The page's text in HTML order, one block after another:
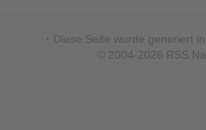
· Diese Seite wurde generiert
© 2004-2026 RSS